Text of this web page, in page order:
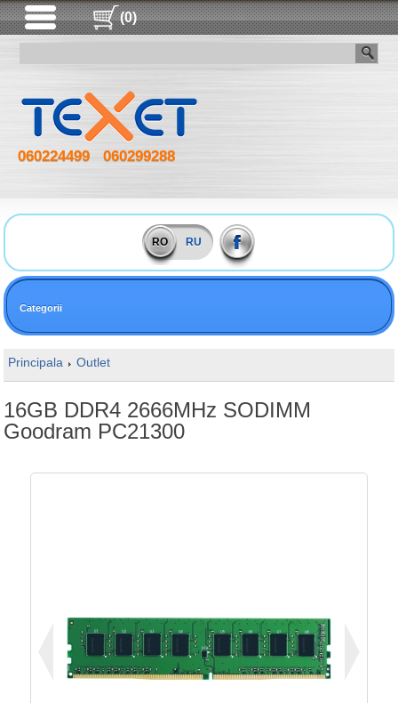
(0)
060224499 060299288
RO RU
Categorii
Principala Outlet
16GB DDR4 2666MHz SODIMM
Goodram PC21300